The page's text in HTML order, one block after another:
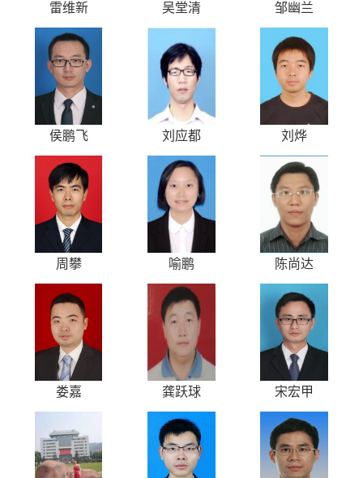
雷维新 吴堂清 邹幽兰
侯鹏飞 刘应都 刘烨
周攀 喻鹏 陈尚达
娄嘉 龚跃球 宋宏甲